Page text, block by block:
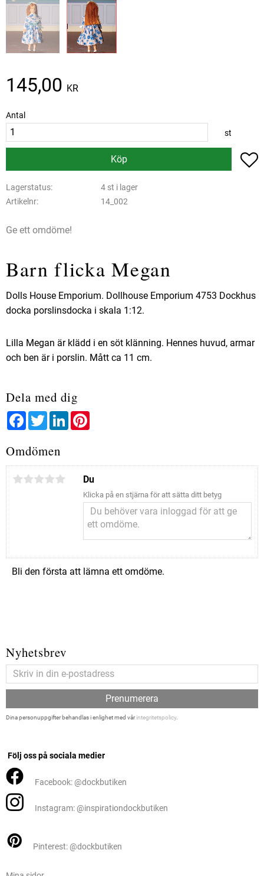
145,00 KR
Antal
st
Köp
Lagerstatus
4 st i lager
Artikelnr
14_002
Ge ett omdöme!
Barn flicka Megan
Dolls House Emporium. Dollhouse Emporium 4753 Dockhus
docka porslinsdocka i skala 1:12.
Lilla Megan är klädd i en söt klänning. Hennes huvud, armar
och ben är i porslin. Mått ca 11 cm.
Dela med dig
FacebookTwitterLinkedIn
Omdömen
Du
Klicka på en stjärna för att sätta ditt betyg
Bli den första att lämna ett omdöme.
Nyhetsbrev
Prenumerera
Dina personuppgifter behandlas i enlighet med vårintegritetspolicy.
Följ oss på sociala medier
Facebook: @dockbutiken
Instagram: @inspirationdockbutiken
Pinterest: @dockbutiken